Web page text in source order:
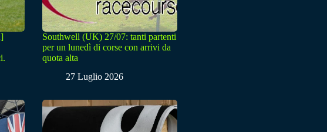
Southwell (UK) 27/07: tanti partenti
per un lunedì di corse con arrivi da
quota alta
27 Luglio 2026